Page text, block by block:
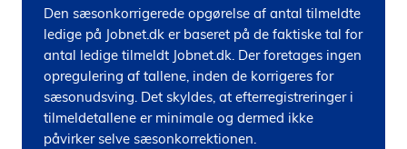
Den sæsonkorrigerede opgørelse af antal tilmeldte
ledige på Jobnet.dk er baseret på de faktiske tal for
antal ledige tilmeldt Jobnet.dk. Der foretages ingen
opregulering af tallene, inden de korrigeres for
sæsonudsving. Det skyldes, at efterregistreringer i
tilmeldetallene er minimale og dermed ikke
påvirker selve sæsonkorrektionen.